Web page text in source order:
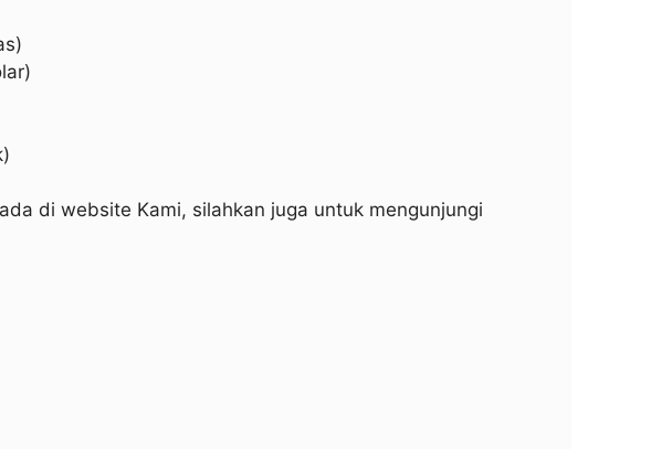
di website Kami, silahkan juga untuk mengunjungi